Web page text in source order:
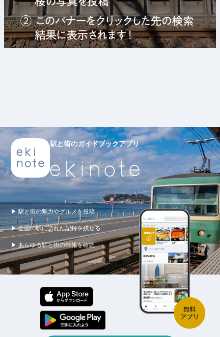
駅と街のガイドブックアプリ
▶ 駅と街の魅力やグルメを投稿
▶ 全国の駅に訪れた記録を残せる
▶ あらゆる駅と街の情報を確認